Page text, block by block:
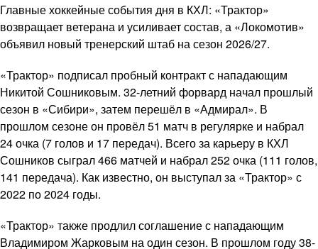
Главные хоккейные события дня в КХЛ: «Трактор»
возвращает ветерана и усиливает состав, а «Локомотив»
объявил новый тренерский штаб на сезон 2026/27.
«Трактор» подписал пробный контракт с нападающим
Никитой Сошниковым. 32-летний форвард начал прошлый
сезон в «Сибири», затем перешёл в «Адмирал». В
прошлом сезоне он провёл 51 матч в регулярке и набрал
24 очка (7 голов и 17 передач). Всего за карьеру в КХЛ
Сошников сыграл 466 матчей и набрал 252 очка (111 голов,
141 передача). Как известно, он выступал за «Трактор» с
2022 по 2024 годы.
«Трактор» также продлил соглашение с нападающим
Владимиром Жарковым на один сезон. В прошлом году 38-